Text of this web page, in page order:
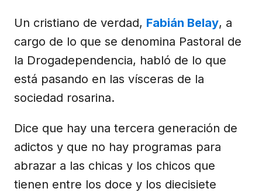
Un cristiano de verdad, Fabián Belay, a
cargo de lo que se denomina Pastoral de
la Drogadependencia, habló de lo que
está pasando en las vísceras de la
sociedad rosarina.
Dice que hay una tercera generación de
adictos y que no hay programas para
abrazar a las chicas y los chicos que
tienen entre los doce y los diecisiete